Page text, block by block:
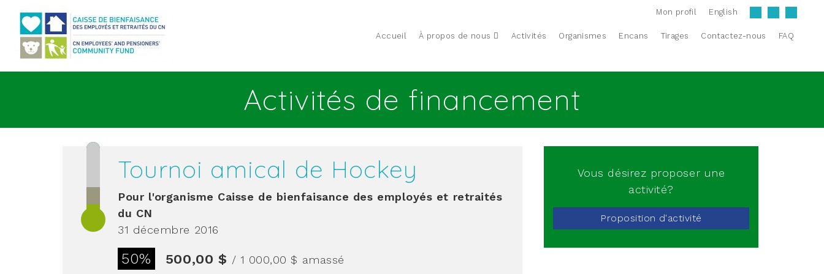
Accueil À propos de nous Activités Organismes Encans Tirages Contactez-nous FAQ
Mon profil English
Activités de financement
Tournoi amical de Hockey
Pour l'organisme Caisse de bienfaisance des employés et retraités
du CN
31 décembre 2016
50% 500,00 $ / 1 000,00 $ amassé
Vous désirez proposer une
activité?
Proposition d'activité